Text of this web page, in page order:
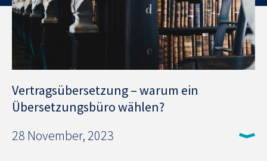
Vertragsübersetzung – warum ein
Übersetzungsbüro wählen?
28 November, 2023